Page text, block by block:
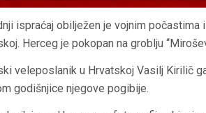
ispraćaj obilježen je vojnim počastima
Herceg je pokopan na groblju
veleposlanik u Hrvatskoj Vasilj Kirilič
godišnjice njegove pogibije.